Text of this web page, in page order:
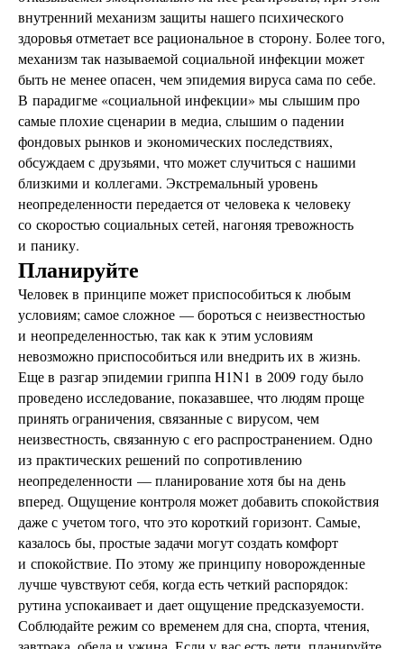
внутренний механизм защиты нашего психического
здоровья отметает все рациональное в сторону. Более того,
механизм так называемой социальной инфекции может
быть не менее опасен, чем эпидемия вируса сама по себе.
В парадигме «социальной инфекции» мы слышим про
самые плохие сценарии в медиа, слышим о падении
фондовых рынков и экономических последствиях,
обсуждаем с друзьями, что может случиться с нашими
близкими и коллегами. Экстремальный уровень
неопределенности передается от человека к человеку
со скоростью социальных сетей, нагоняя тревожность
и панику.
Планируйте
Человек в принципе может приспособиться к любым
условиям; самое сложное — бороться с неизвестностью
и неопределенностью, так как к этим условиям
невозможно приспособиться или внедрить их в жизнь.
Еще в разгар эпидемии гриппа H1N1 в 2009 году было
проведено исследование, показавшее, что людям проще
принять ограничения, связанные с вирусом, чем
неизвестность, связанную с его распространением. Одно
из практических решений по сопротивлению
неопределенности — планирование хотя бы на день
вперед. Ощущение контроля может добавить спокойствия
даже с учетом того, что это короткий горизонт. Самые,
казалось бы, простые задачи могут создать комфорт
и спокойствие. По этому же принципу новорожденные
лучше чувствуют себя, когда есть четкий распорядок:
рутина успокаивает и дает ощущение предсказуемости.
Соблюдайте режим со временем для сна, спорта, чтения,